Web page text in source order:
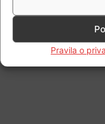
Pravila o